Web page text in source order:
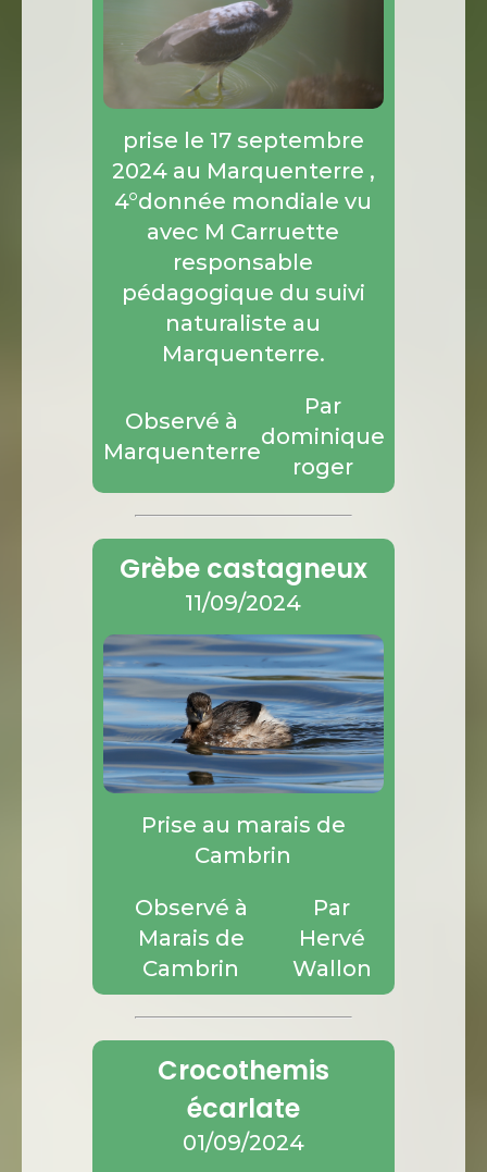
prise le 17 septembre
2024 au Marquenterre ,
4°donnée mondiale vu
avec M Carruette
responsable
pédagogique du suivi
naturaliste au
Marquenterre.
Observé à
Marquenterre
Par
dominique
roger
Grèbe castagneux
11/09/2024
Prise au marais de
Cambrin
Observé à
Marais de
Cambrin
Par
Hervé
Wallon
Crocothemis
écarlate
01/09/2024